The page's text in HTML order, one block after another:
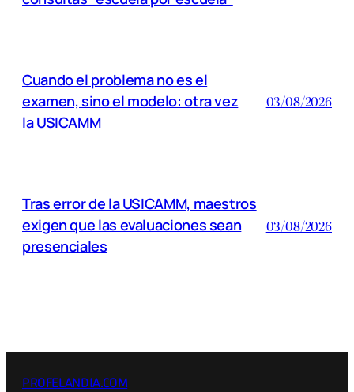
Cuando el problema no es el
examen, sino el modelo: otra vez
la USICAMM
03/08/2026
Tras error de la USICAMM, maestros
exigen que las evaluaciones sean
presenciales
03/08/2026
PROFELANDIA.COM